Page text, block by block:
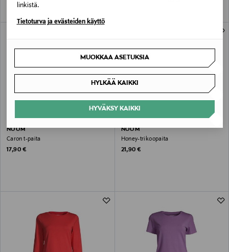
linkistä.
Tietoturva ja evästeiden käyttö
MUOKKAA ASETUKSIA
HYLKÄÄ KAIKKI
HYVÄKSY KAIKKI
NOOM
Caron t-paita
Original Price
17,90 €
ETUKUPONKITUOTE
NOOM
Honey-trikoopaita
Original Price
21,90 €